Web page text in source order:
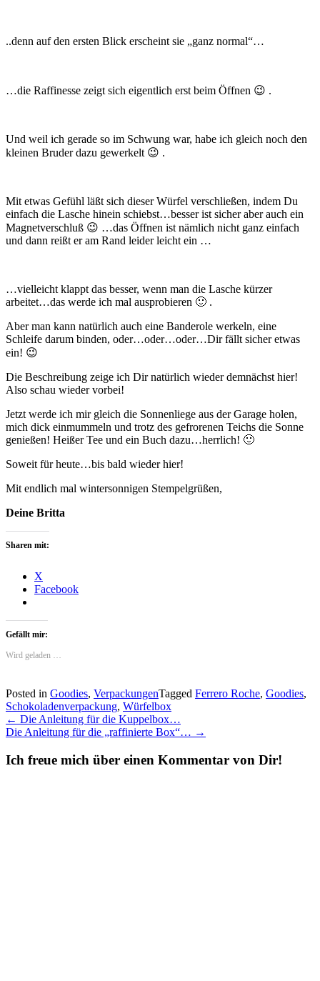
..denn auf den ersten Blick erscheint sie „ganz normal“…
…die Raffinesse zeigt sich eigentlich erst beim Öffnen 😉 .
Und weil ich gerade so im Schwung war, habe ich gleich noch den
kleinen Bruder dazu gewerkelt 😉 .
Mit etwas Gefühl läßt sich dieser Würfel verschließen, indem Du
einfach die Lasche hinein schiebst…besser ist sicher aber auch ein
Magnetverschluß 😉 …das Öffnen ist nämlich nicht ganz einfach
und dann reißt er am Rand leider leicht ein …
…vielleicht klappt das besser, wenn man die Lasche kürzer
arbeitet…das werde ich mal ausprobieren 🙂 .
Aber man kann natürlich auch eine Banderole werkeln, eine
Schleife darum binden, oder…oder…oder…Dir fällt sicher etwas
ein! 😉
Die Beschreibung zeige ich Dir natürlich wieder demnächst hier!
Also schau wieder vorbei!
Jetzt werde ich mir gleich die Sonnenliege aus der Garage holen,
mich dick einmummeln und trotz des gefrorenen Teichs die Sonne
genießen! Heißer Tee und ein Buch dazu…herrlich! 🙂
Soweit für heute…bis bald wieder hier!
Mit endlich mal wintersonnigen Stempelgrüßen,
Deine Britta
Sharen mit:
X
Facebook
Gefällt mir:
Wird geladen …
Posted in Goodies, VerpackungenTagged Ferrero Roche, Goodies,
Schokoladenverpackung, Würfelbox
Post
navigation
← Die Anleitung für die Kuppelbox…
Die Anleitung für die „raffinierte Box“… →
Ich freue mich über einen Kommentar von Dir!